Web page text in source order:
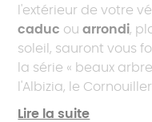
l'extérieur de votre
caduc ou arrondi,
soleil, sauront vous
la série « beaux
l'Albizia, le
Japon. En plus de
Lire la suite